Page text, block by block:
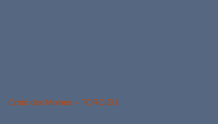
Croix des Moines – TORCIEU